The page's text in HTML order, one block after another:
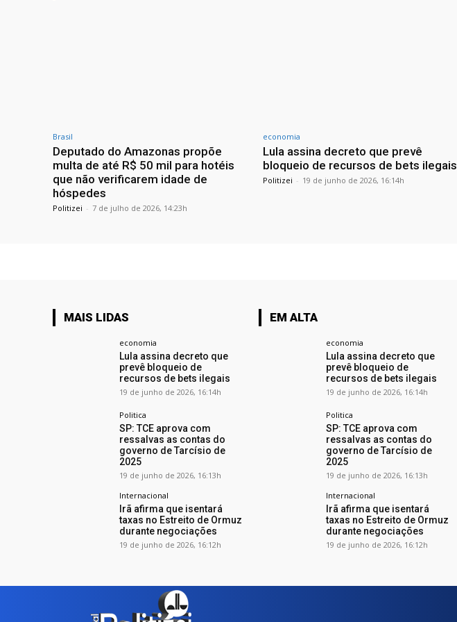
Brasil
Deputado do Amazonas propõe
multa de até R$ 50 mil para hotéis
que não verificarem idade de
hóspedes
Politizei - 7 de julho de 2026, 14:23h
economia
Lula assina decreto que prevê
bloqueio de recursos de bets ilegais
Politizei - 19 de junho de 2026, 16:14h
MAIS LIDAS
economia
Lula assina decreto que
prevê bloqueio de
recursos de bets ilegais
19 de junho de 2026, 16:14h
Politica
SP: TCE aprova com
ressalvas as contas do
governo de Tarcísio de
2025
19 de junho de 2026, 16:13h
Internacional
Irã afirma que isentará
taxas no Estreito de Ormuz
durante negociações
19 de junho de 2026, 16:12h
EM ALTA
economia
Lula assina decreto que
prevê bloqueio de
recursos de bets ilegais
19 de junho de 2026, 16:14h
Politica
SP: TCE aprova com
ressalvas as contas do
governo de Tarcísio de
2025
19 de junho de 2026, 16:13h
Internacional
Irã afirma que isentará
taxas no Estreito de Ormuz
durante negociações
19 de junho de 2026, 16:12h